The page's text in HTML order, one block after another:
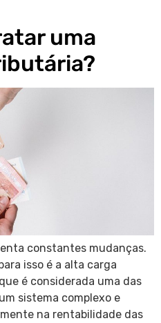
uma
constantes mudanças.
isso é a alta carga
é considerada uma das
sistema complexo e
na rentabilidade das